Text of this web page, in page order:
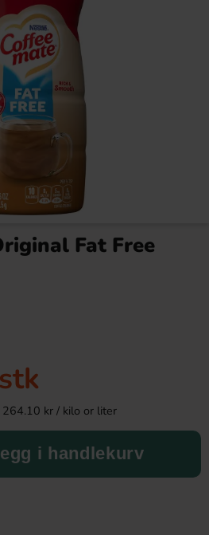
Fat Free
264.10 kr / kilo or liter
i handlekurv